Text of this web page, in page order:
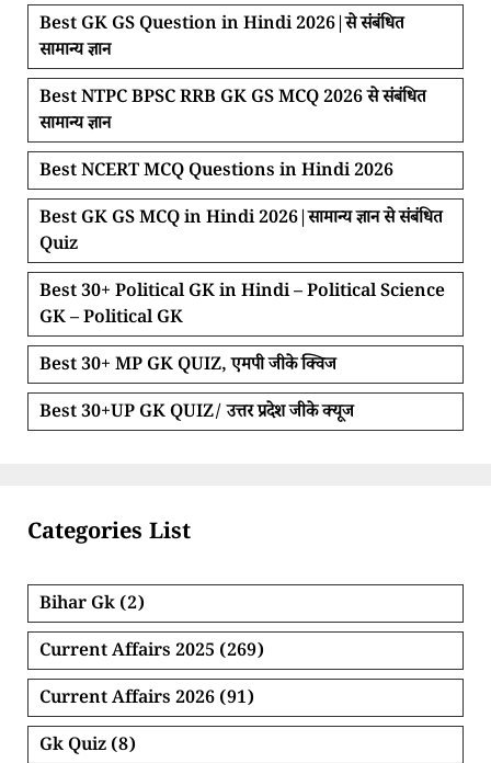
Best GK GS Question in Hindi 2026|से संबंधित
सामान्य ज्ञान
Best NTPC BPSC RRB GK GS MCQ 2026 से संबंधित
सामान्य ज्ञान
Best NCERT MCQ Questions in Hindi 2026
Best GK GS MCQ in Hindi 2026|सामान्य ज्ञान से संबंधित
Quiz
Best 30+ Political GK in Hindi – Political Science
GK – Political GK
Best 30+ MP GK QUIZ, एमपी जीके क्विज
Best 30+UP GK QUIZ/ उत्तर प्रदेश जीके क्यूज
Categories List
Bihar Gk (2)
Current Affairs 2025 (269)
Current Affairs 2026 (91)
Gk Quiz (8)